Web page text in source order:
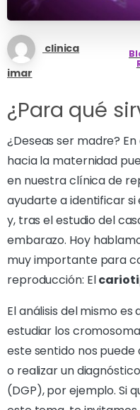
clinica
imar
¿Para qué
¿Deseas ser madre?
hacia la maternidad
en nuestra clínica de
ayudarte a identificar
y, tras el estudio del
embarazo. Hoy
muy importante para
reproducción: El
El análisis del mismo
estudiar los
este sentido nos
o realizar un
(DGP), por ejemplo. Si